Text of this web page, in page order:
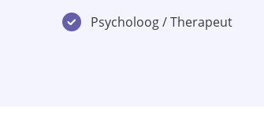
Psycholoog / Therapeut